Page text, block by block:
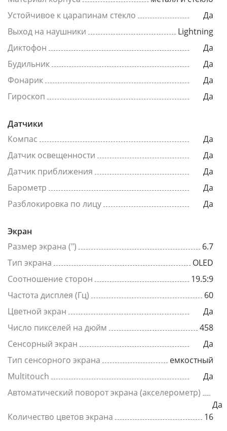
Устойчивое к царапинам стекло
Да
Выход на наушники
Lightning
Диктофон
Да
Будильник
Да
Фонарик
Да
Гироскоп
Да
Датчики
Компас
Да
Датчик освещенности
Да
Датчик приближения
Да
Барометр
Да
Разблокировка по лицу
Да
Экран
Размер экрана (")
6.7
Тип экрана
OLED
Соотношение сторон
19.5:9
Частота дисплея (Гц)
60
Цветной экран
Да
Число пикселей на дюйм
458
Сенсорный экран
Да
Тип сенсорного экрана
емкостный
Multitouch
Да
Автоматический поворот экрана (акселерометр)
Да
Количество цветов экрана
16